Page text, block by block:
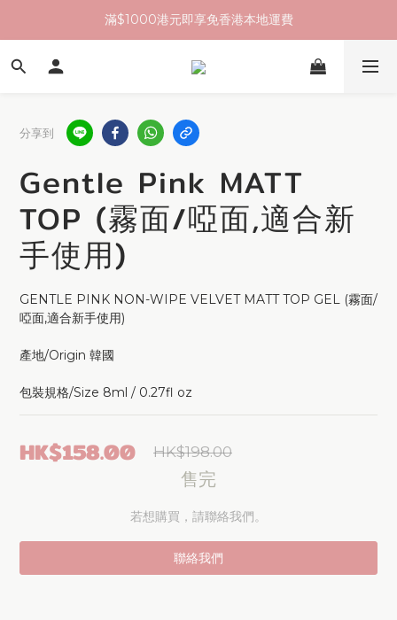
滿$1000港元即享免香港本地運費
分享到
Gentle Pink MATT
TOP (霧面/啞面,適合新
手使用)
GENTLE PINK NON-WIPE VELVET MATT TOP GEL (霧面/
啞面,適合新手使用)
產地/Origin 韓國
包裝規格/Size 8ml / 0.27fl oz
HK$158.00 HK$198.00
售完
若想購買，請聯絡我們。
聯絡我們